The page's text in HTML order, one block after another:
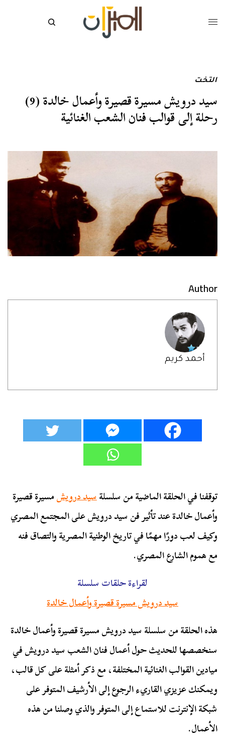
التخت
سيد درويش مسيرة قصيرة وأعمال خالدة (9)
رحلة إلى قوالب فنان الشعب الغنائية
Author
أحمد كريم
توقفنا في الحلقة الماضية من سلسلةسيد درويشمسيرة قصيرة
وأعمال خالدة عند تأثير فن سيد درويش على المجتمع المصري
وكيف لعب دورًا مهمًا في تاريخ الوطنية المصرية والتصاق فنه
مع هموم الشارع المصري.
لقراءة حلقات سلسلة
سيد درويش مسيرة قصيرة وأعمال خالدة
هذه الحلقة من سلسلة سيد درويش مسيرة قصيرة وأعمال خالدة
سنخصصها للحديث حول أعمال فنان الشعب سيد درويش في
ميادين القوالب الغنائية المختلفة، مع ذكر أمثلة على كل قالب،
ويمكنك عزيزي القاريء الرجوع إلى الأرشيف المتوفر على
شبكة الإنترنت للاستماع إلى المتوفر والذي وصلنا من هذه
الأعمال.